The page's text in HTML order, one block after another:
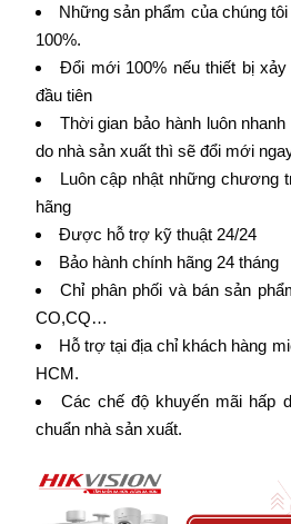
Những sản phẩm của chúng
100%.
Đổi mới 100% nếu thiết bị
đầu tiên
Thời gian bảo hành luôn
do nhà sản xuất thì sẽ đổi mới
Luôn cập nhật những chương
hãng
Được hỗ trợ kỹ thuật 24/24
Bảo hành chính hãng 24 tháng
Chỉ phân phối và bán sản
CO,CQ…
Hỗ trợ tại địa chỉ khách hàng
HCM.
Các chế độ khuyến mãi hấp
chuẩn nhà sản xuất.